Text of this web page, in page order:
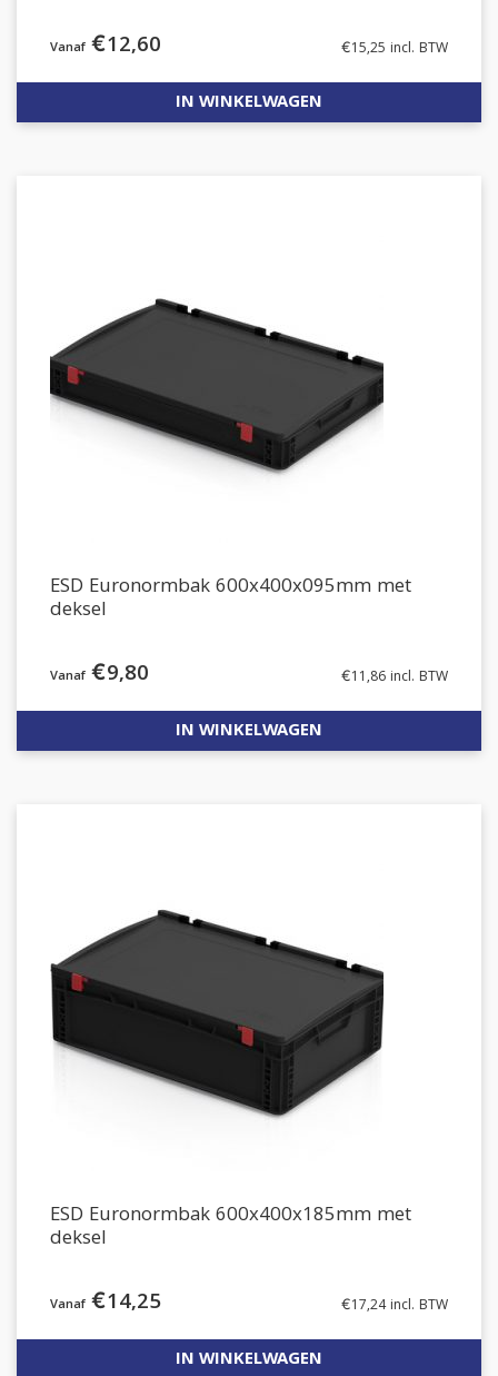
€12,60 €15,25 incl. BTW
IN WINKELWAGEN
ESD Euronormbak 600x400x095mm met
deksel
€9,80 €11,86 incl. BTW
IN WINKELWAGEN
ESD Euronormbak 600x400x185mm met
deksel
€14,25 €17,24incl. BTW
IN WINKELWAGEN